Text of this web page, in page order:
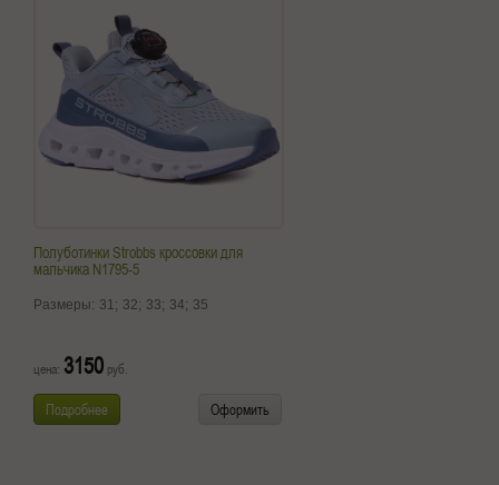
Полуботинки Strobbs кроссовки для
мальчика N1795-5
Размеры: 31; 32; 33; 34; 35
цена: 3150 руб.
Подробнее Оформить